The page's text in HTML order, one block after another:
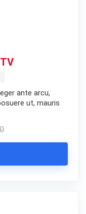
ante arcu,
ut, mauris